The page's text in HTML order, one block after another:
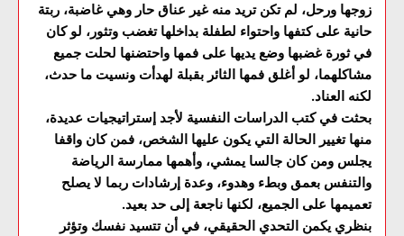
زوجها ورحل، لم تكن تريد منه غير عناق حار وهي غاضبة، ربتة
حانية على كتفها واحتواء لطفلة بداخلها تغضب وتثور، لو كان
في ثورة غضبها وضع يديها على فمها واحتضنها لحلت جميع
مشاكلهما، لو أغلق فمها الثائر بقبلة لهدأت ونسيت ما حدث،
لكنه العناد.
بحثت في كتب الدراسات النفسية لأجد إستراتيجيات عديدة،
منها تغيير الحالة التي يكون عليها الشخص، فمن كان واقفا
يجلس ومن كان جالسا يمشي، وأهمها ممارسة الرياضة
والتنفس بعمق وبطء وهدوء، وعدة إرشادات ربما لا يصلح
تعميمها على الجميع، لكنها ناجعة إلى حد بعيد.
بنظري يكمن التحدي الحقيقي، في أن تتسيد نفسك وتؤثر